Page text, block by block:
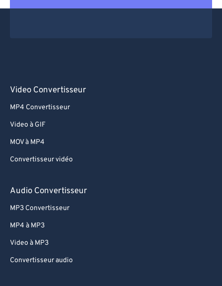
Video Convertisseur
MP4 Convertisseur
Video à GIF
MOV à MP4
Convertisseur vidéo
Audio Convertisseur
MP3 Convertisseur
MP4 à MP3
Video à MP3
Convertisseur audio